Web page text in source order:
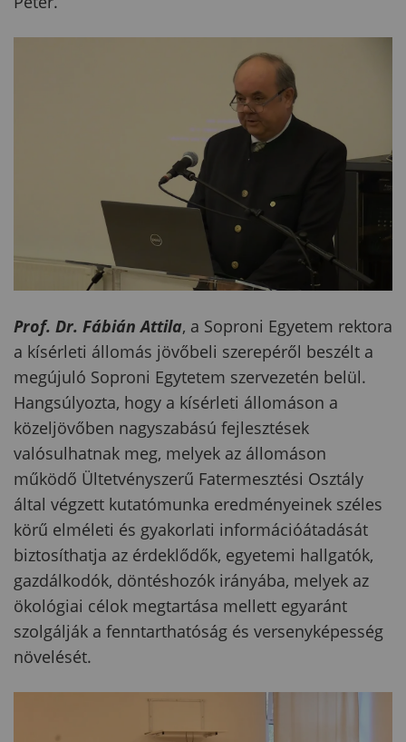
Prof. Dr. Fábián Attila, a Soproni Egyetem rektora
a kísérleti állomás jövőbeli szerepéről beszélt a
megújuló Soproni Egytetem szervezetén belül.
Hangsúlyozta, hogy a kísérleti állomáson a
közeljövőben nagyszabású fejlesztések
valósulhatnak meg, melyek az állomáson
működő Ültetvényszerű Fatermesztési Osztály
által végzett kutatómunka eredményeinek széles
körű elméleti és gyakorlati információátadását
biztosíthatja az érdeklődők, egyetemi hallgatók,
gazdálkodók, döntéshozók irányába, melyek az
ökológiai célok megtartása mellett egyaránt
szolgálják a fenntarthatóság és versenyképesség
növelését.